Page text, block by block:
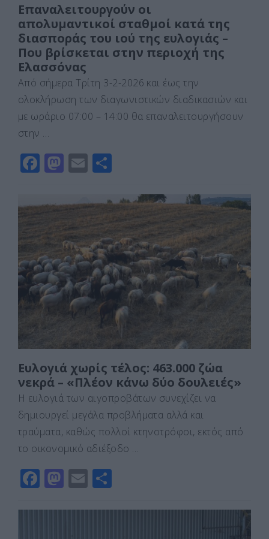
Επαναλειτουργούν οι
απολυμαντικοί σταθμοί κατά της
διασποράς του ιού της ευλογιάς –
Που βρίσκεται στην περιοχή της
Ελασσόνας
Από σήμερα Τρίτη 3-2-2026 και έως την
ολοκλήρωση των διαγωνιστικών διαδικασιών και
με ωράριο 07:00 – 14:00 θα επαναλειτουργήσουν
στην …
F
c
b
o
o
k
M
st
o
d
o
n
E
ai ρ
α
σ
τε
ίτ
ε
Ευλογιά χωρίς τέλος: 463.000 ζώα
νεκρά – «Πλέον κάνω δύο δουλειές»
Η ευλογιά των αιγοπροβάτων συνεχίζει να
δημιουργεί μεγάλα προβλήματα αλλά και
τραύματα, καθώς πολλοί κτηνοτρόφοι, εκτός από
το οικονομικό αδιέξοδο …
F
c
M
st
E
ai ρ